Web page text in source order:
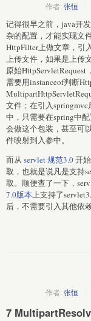
作者: 张恒
记得很早之前，java开
杂的配置，才能实现文
HttpFilter上做文章，引
上传文件，如果是上传
原始
需要用instanceof判断
文件；在引入springmvc
中，只需要在spring中
会做这个包装，甚至可
件映射到入参中。
而从 servlet规范3.0开
取，也就是说凡是支持
取。顺便查了一下，
7.0版本上支持了
后，不需要引入其他依
作者: 张恒
7